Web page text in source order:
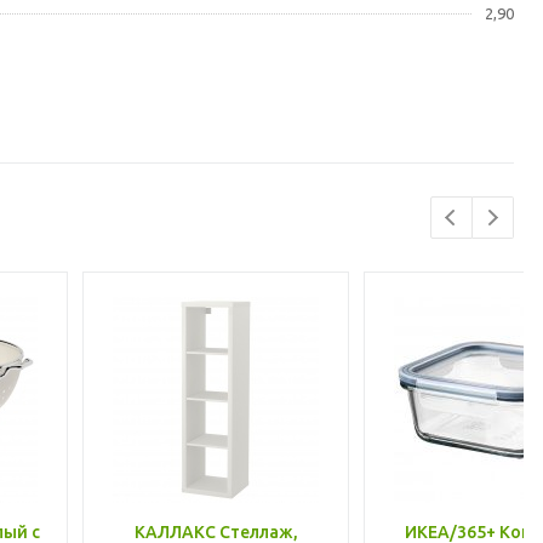
2,90
с
КАЛЛАКС Стеллаж,
ИКЕА/365+